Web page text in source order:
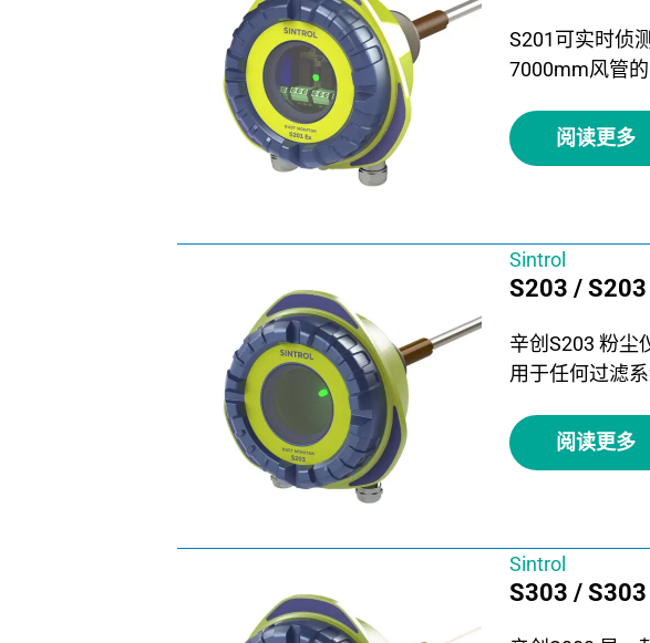
S201可实时侦
7000mm风管的
阅读更多
Sintrol
S203 / S203
辛创S203 粉尘
用于任何过滤
阅读更多
Sintrol
S303 / S303